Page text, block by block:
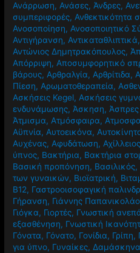
Ανάρρωση,Ανάσες,Άνδρες,
συμπεριφορές,Ανθεκτικότητα
Ανοσοποίηση,Ανοσοποιητικό
Αντιγήρανση,Αντικαταθλιπτικά
Αντώνιος Δημητρακόπουλος,
Απόρριψη,Αποσυμφορητικό
βάρους,Αρθραλγία,Αρθρίτιδα,
Πίεση,Αρωματοθεραπεία,
Ασκήσεις Kegel,Ασκήσεις
ενδυνάμωσης,Άσκηση,Άσπρες
Άτμισμα,Ατμόσφαιρα,
Αϋπνία,Αυτοεικόνα,
Αυχένας,Αφυδάτωση,
ύπνος, Βακτήρια, Βακτήρια
Βασική προπόνηση, Βασιλικός,
των γυναικών, Βιοϊατρική,
Β12, Γαστροοισοφαγική
Γήρανση, Γιάννης
Γιόγκα, Γιορτές, Γνωστική
εξασθένηση, Γνωστική
Γόνατα, Γόνατο, Γονίδια, Γρίπη,
για ύπνο, Γυναίκες,Δαμάσκηνα